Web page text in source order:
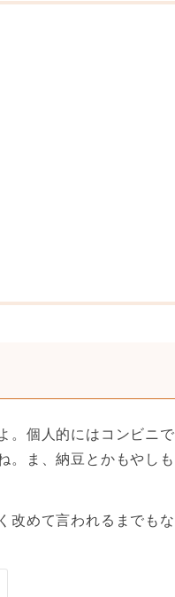
。個人的にはコンビニで
。ま、納豆とかもやしも
改めて言われるまでもな